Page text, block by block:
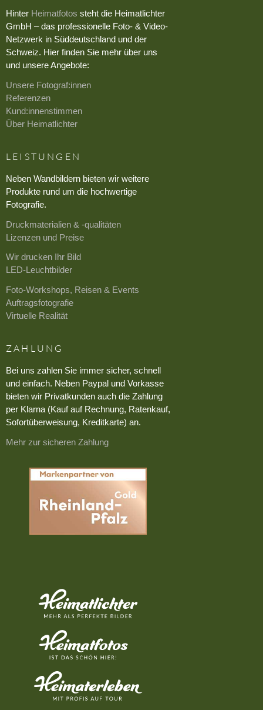
Hinter Heimatfotos steht die Heimatlichter
GmbH – das professionelle Foto- & Video-
Netzwerk in Süddeutschland und der
Schweiz. Hier finden Sie mehr über uns
und unsere Angebote:
Unsere Fotograf:innen
Referenzen
Kund:innenstimmen
Über Heimatlichter
LEISTUNGEN
Neben Wandbildern bieten wir weitere
Produkte rund um die hochwertige
Fotografie.
Druckmaterialien & -qualitäten
Lizenzen und Preise
Wir drucken Ihr Bild
LED-Leuchtbilder
Foto-Workshops, Reisen & Events
Auftragsfotografie
Virtuelle Realität
ZAHLUNG
Bei uns zahlen Sie immer sicher, schnell
und einfach. Neben Paypal und Vorkasse
bieten wir Privatkunden auch die Zahlung
per Klarna (Kauf auf Rechnung, Ratenkauf,
Sofortüberweisung, Kreditkarte) an.
Mehr zur sicheren Zahlung